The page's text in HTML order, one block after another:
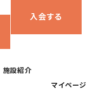
入会する
施設紹介
マイページ
マイページ